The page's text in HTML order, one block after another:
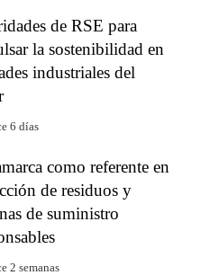
de RSE para
la sostenibilidad en
industriales del
6 días
como referente en
de residuos y
de suministro
2 semanas